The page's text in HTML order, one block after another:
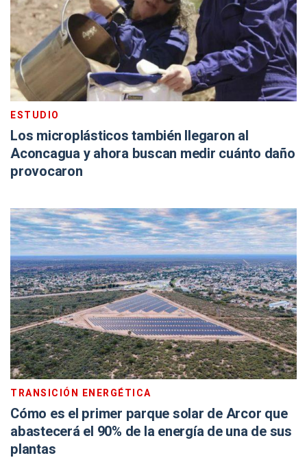
ESTUDIO
Los microplásticos también llegaron al
Aconcagua y ahora buscan medir cuánto daño
provocaron
TRANSICIÓN ENERGÉTICA
Cómo es el primer parque solar de Arcor que
abastecerá el 90% de la energía de una de sus
plantas